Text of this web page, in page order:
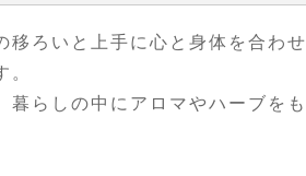
移ろいと上手に心と身体を合わせ
暮らしの中にアロマやハーブをも